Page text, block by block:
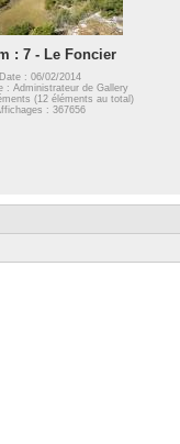
: 7 - Le Foncier
Date : 06/02/2014
: Administrateur de Gallery
(12 éléments au total)
: 367656